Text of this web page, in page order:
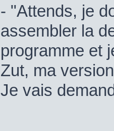
- "Attends, je
assembler la
programme et
Zut, ma
Je vais